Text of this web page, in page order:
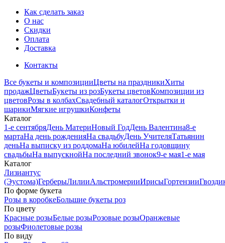
Как сделать заказ
О нас
Скидки
Оплата
Доставка
Контакты
Все букеты и композицииЦветы на праздникиХиты
продажЦветыБукеты из розБукеты цветовКомпозиции из
цветовРозы в колбахСвадебный каталогОткрытки и
шарикиМягкие игрушкиКонфеты
Каталог
1-е сентябряДень МатериНовый ГодДень Валентина8-е
мартаНа день рожденияНа свадьбуДень УчителяТатьянин
деньНа выписку из роддомаНа юбилейНа годовщину
свадьбыНа выпускнойНа последний звонок9-е мая1-е мая
Каталог
Лизиантус
(Эустома)ГерберыЛилииАльстромерииИрисыГортензии
По форме букета
Розы в коробкеБольшие букеты роз
По цвету
Красные розыБелые розыРозовые розыОранжевые
розыФиолетовые розы
По виду